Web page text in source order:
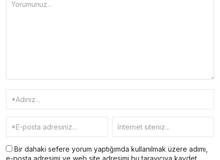
Bir dahaki sefere yorum yaptığımda kullanılmak üzere adımı,
e-posta adresimi ve web site adresimi bu tarayıcıya kaydet.